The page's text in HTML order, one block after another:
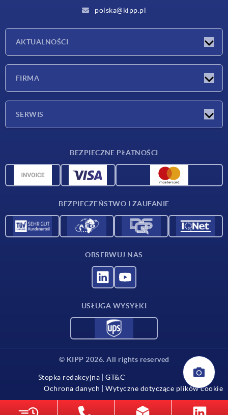
polska@kipp.pl
AKTUALNOŚCI
FIRMA
SERWIS
Dane CAD
BEZPIECZNE PŁATNOŚCI
BEZPIECZEŃSTWO I ZAUFANIE
OBSERWUJ NAS
USŁUGA WYSYŁKI
© KIPP 2026. All rights reserved
Stopka redakcyjna
GT&C
Ochrona danych
Wytyczne dotyczące plików cookie